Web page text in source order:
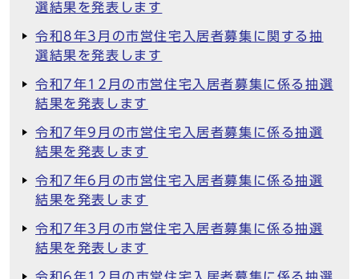
選結果を発表します
令和8年3月の市営住宅入居者募集に関する抽
選結果を発表します
令和7年12月の市営住宅入居者募集に係る抽選
結果を発表します
令和7年9月の市営住宅入居者募集に係る抽選
結果を発表します
令和7年6月の市営住宅入居者募集に係る抽選
結果を発表します
令和7年3月の市営住宅入居者募集に係る抽選
結果を発表します